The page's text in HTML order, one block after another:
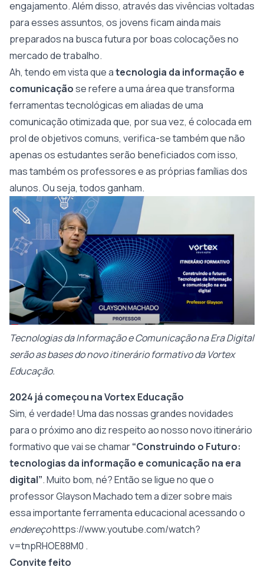
engajamento. Além disso, através das vivências voltadas
para esses assuntos, os jovens ficam ainda mais
preparados na busca futura por boas colocações no
mercado de trabalho.
Ah, tendo em vista que atecnologia da informação e
comunicaçãose refere a uma área que transforma
ferramentas tecnológicas em aliadas de uma
comunicação otimizada que, por sua vez, é colocada em
prol de objetivos comuns, verifica-se também que não
apenas os estudantes serão beneficiados com isso,
mas também os professores e as próprias famílias dos
alunos. Ou seja, todos ganham.
Tecnologias da Informação e Comunicação na Era Digital
serão as bases do novo itinerário formativo da Vortex
Educação.
2024 já começou na Vortex Educação
Sim, é verdade! Uma das nossas grandes novidades
para o próximo ano diz respeito ao nosso novo itinerário
formativo que vai se chamar“Construindo o Futuro:
tecnologias da informação e comunicação na era
digital”. Muito bom, né? Então se ligue no que o
professor Glayson Machado tem a dizer sobre mais
essa importante ferramenta educacional acessando o
endereçohttps://www.youtube.com/watch?
v=tnpRHOE88M0 .
Convite feito